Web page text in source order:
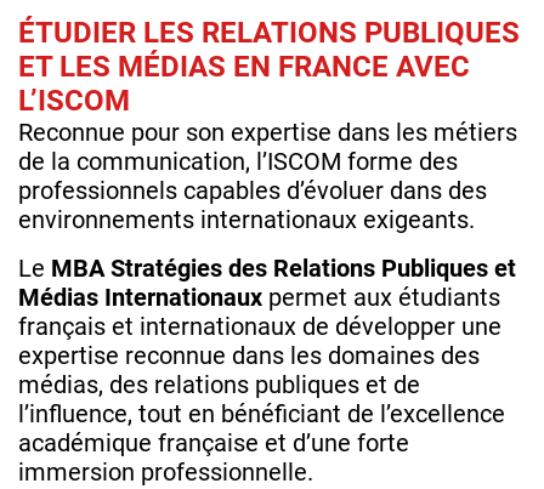
ÉTUDIER LES RELATIONS PUBLIQUES
ET LES MÉDIAS EN FRANCE AVEC
L’ISCOM
Reconnue pour son expertise dans les métiers
de la communication, l’ISCOM forme des
professionnels capables d’évoluer dans des
environnements internationaux exigeants.
Le MBA Stratégies des Relations Publiques et
Médias Internationaux permet aux étudiants
français et internationaux de développer une
expertise reconnue dans les domaines des
médias, des relations publiques et de
l’influence, tout en bénéficiant de l’excellence
académique française et d’une forte
immersion professionnelle.